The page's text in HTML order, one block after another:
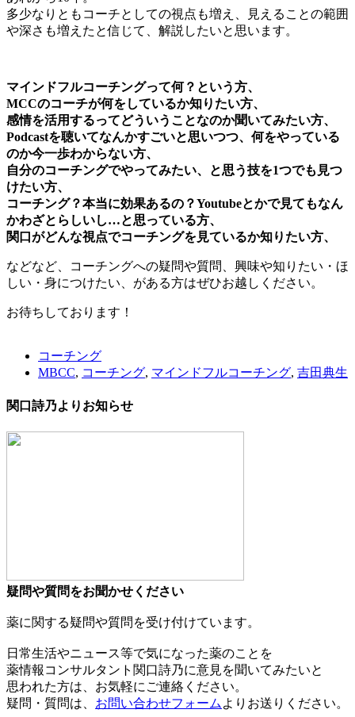
多少なりともコーチとしての視点も増え、見えることの範囲
や深さも増えたと信じて、解説したいと思います。
マインドフルコーチングって何？という方、
MCCのコーチが何をしているか知りたい方、
感情を活用するってどういうことなのか聞いてみたい方、
Podcastを聴いてなんかすごいと思いつつ、何をやっている
のか今一歩わからない方、
自分のコーチングでやってみたい、と思う技を1つでも見つ
けたい方、
コーチング？本当に効果あるの？Youtubeとかで見てもなん
かわざとらしいし…と思っている方、
関口がどんな視点でコーチングを見ているか知りたい方、
などなど、コーチングへの疑問や質問、興味や知りたい・ほ
しい・身につけたい、がある方はぜひお越しください。
お待ちしております！
コーチング
MBCC, コーチング, マインドフルコーチング, 吉田典生
関口詩乃よりお知らせ
疑問や質問をお聞かせください
薬に関する疑問や質問を受け付けています。
日常生活やニュース等で気になった薬のことを
薬情報コンサルタント関口詩乃に意見を聞いてみたいと
思われた方は、お気軽にご連絡ください。
疑問・質問は、 お問い合わせフォーム よりお送りください。